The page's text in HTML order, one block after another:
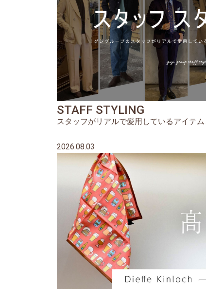
STAFF STYLING
スタッフがリアルで愛用しているアイテ
2026.08.03